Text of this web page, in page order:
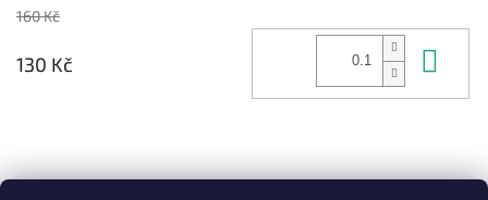
160 Kč
130 Kč
á